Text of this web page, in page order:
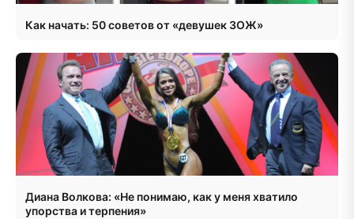
Как начать: 50 советов от «девушек ЗОЖ»
Диана Волкова: «Не понимаю, как у меня хватило
упорства и терпения»